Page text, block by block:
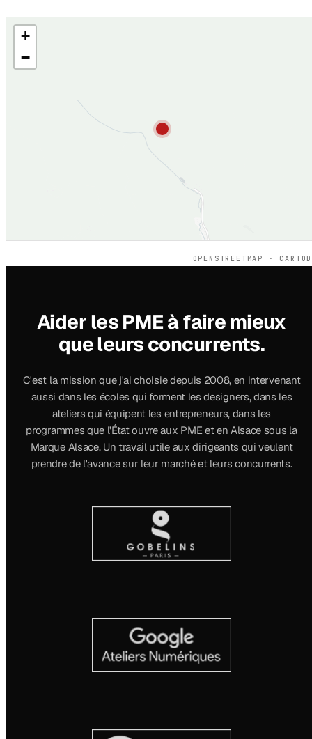
CARTE INTERACTIVE
+
−
OPENSTREETMAP ·
Aider les PME à faire mieux
que leurs concurrents.
C'est la mission que j'ai choisie depuis 2008, en intervenant
aussi dans les écoles qui forment les designers, dans les
ateliers qui équipent les entrepreneurs, dans les
programmes que l'État ouvre aux PME et en Alsace sous la
Marque Alsace. Un travail utile aux dirigeants qui veulent
prendre de l'avance sur leur marché et leurs concurrents.